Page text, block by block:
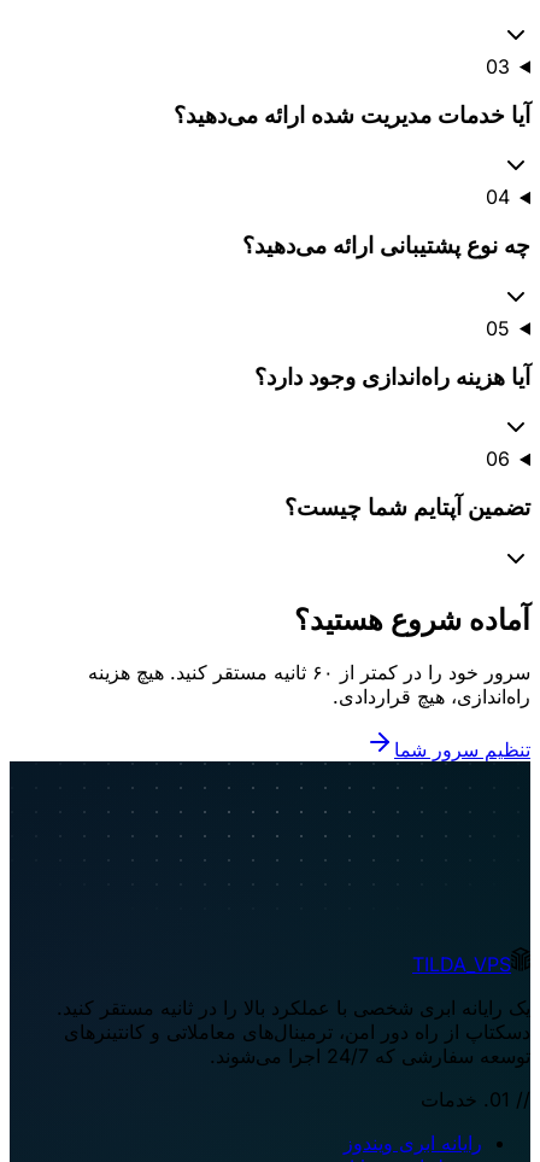
03
آیا خدمات مدیریت شده ارائه می‌دهید؟
04
چه نوع پشتیبانی ارائه می‌دهید؟
05
آیا هزینه راه‌اندازی وجود دارد؟
06
تضمین آپتایم شما چیست؟
آماده شروع هستید؟
سرور خود را در کمتر از ۶۰ ثانیه مستقر کنید. هیچ هزینه
راه‌اندازی، هیچ قراردادی.
تنظیم سرور شما
TILDA_VPS
یک رایانه ابری شخصی با عملکرد بالا را در ثانیه مستقر کنید.
دسکتاپ از راه دور امن، ترمینال‌های معاملاتی و کانتینرهای
توسعه سفارشی که 24/7 اجرا می‌شوند.
// 01. خدمات
رایانه ابری ویندوز